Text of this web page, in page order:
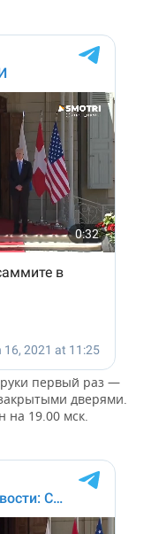
руки первый раз —
дверями.
на 19.00 мск.